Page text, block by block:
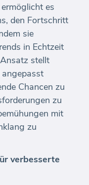
es
den Fortschritt
sie
in Echtzeit
stellt
Chancen zu
zu
mit
zu
verbesserte